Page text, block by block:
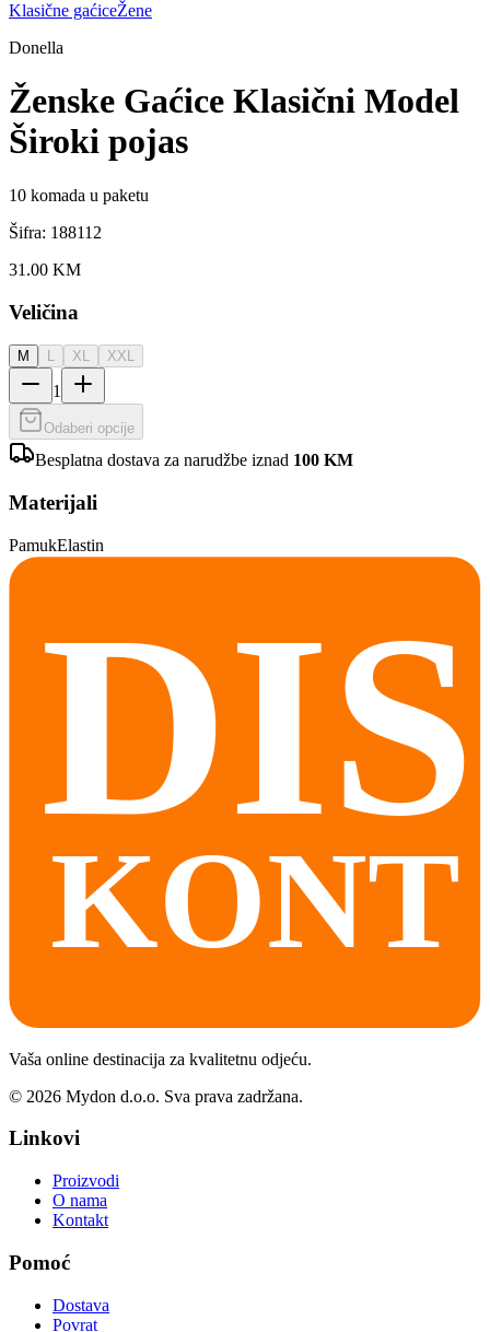
Klasične gaćiceŽene
Donella
Ženske Gaćice Klasični Model
Široki pojas
10 komada u paketu
Šifra: 188112
31.00 KM
Veličina
M L XL XXL
1
Odaberi opcije
Besplatna dostava za narudžbe iznad 100 KM
Materijali
PamukElastin
Vaša online destinacija za kvalitetnu odjeću.
© 2026 Mydon d.o.o. Sva prava zadržana.
Linkovi
Proizvodi
O nama
Kontakt
Pomoć
Dostava
Povrat